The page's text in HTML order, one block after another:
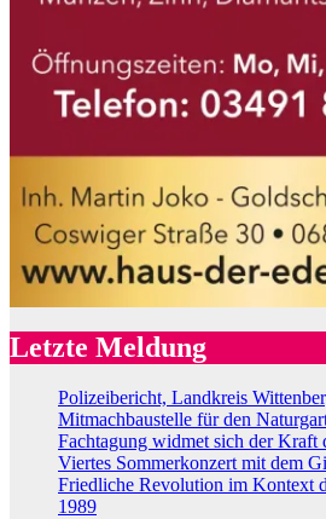
Letzte Meldung
Polizeibericht, Landkreis
Mitmachbaustelle für den
Fachtagung widmet sich der Kraft
Viertes Sommerkonzert mit dem
Friedliche Revolution im Kontext
1989